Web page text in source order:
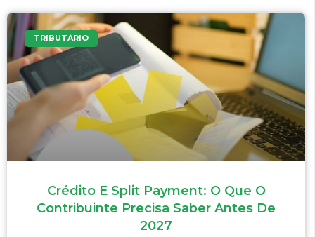
TRIBUTÁRIO
Crédito E Split Payment: O Que O
Contribuinte Precisa Saber Antes De
2027